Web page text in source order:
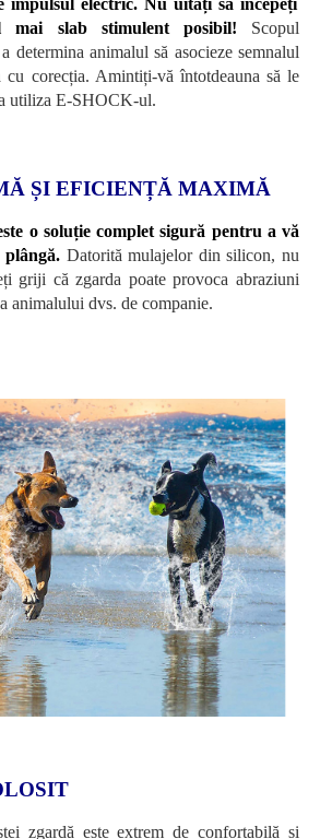
mai slab stimulent posibil! Scopul
determina animalul să asocieze semnalul
cu corecția. Amintiți-vă întotdeauna să le
utiliza E-SHOCK-ul.
ȘI EFICIENȚĂ MAXIMĂ
o soluție complet sigură pentru a vă
plângă.Datorită mulajelor din silicon, nu
griji că zgarda poate provoca abraziuni
animalului dvs. de companie.
zgardă este extrem de confortabilă și